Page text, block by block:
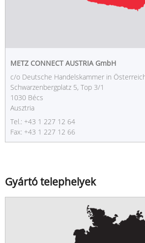
METZ CONNECT AUSTRIA GmbH
c/o Deutsche Handelskammer in
Schwarzenbergplatz 5, Top 3/1
1030 Bécs
Ausztria
Tel.: +43 1 227 12 64
Fax: +43 1 227 12 66
Gyártó telephelyek